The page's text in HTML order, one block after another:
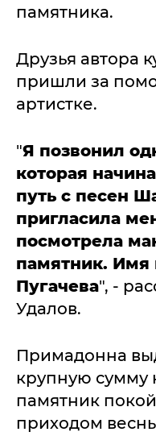
памятника.
Друзья автора
пришли за
артистке.
"Я позвонил
которая
путь с песен
пригласила
посмотрела
памятник.
Пугачева", -
Удалов.
Примадонна
крупную сумму
памятник
приходом